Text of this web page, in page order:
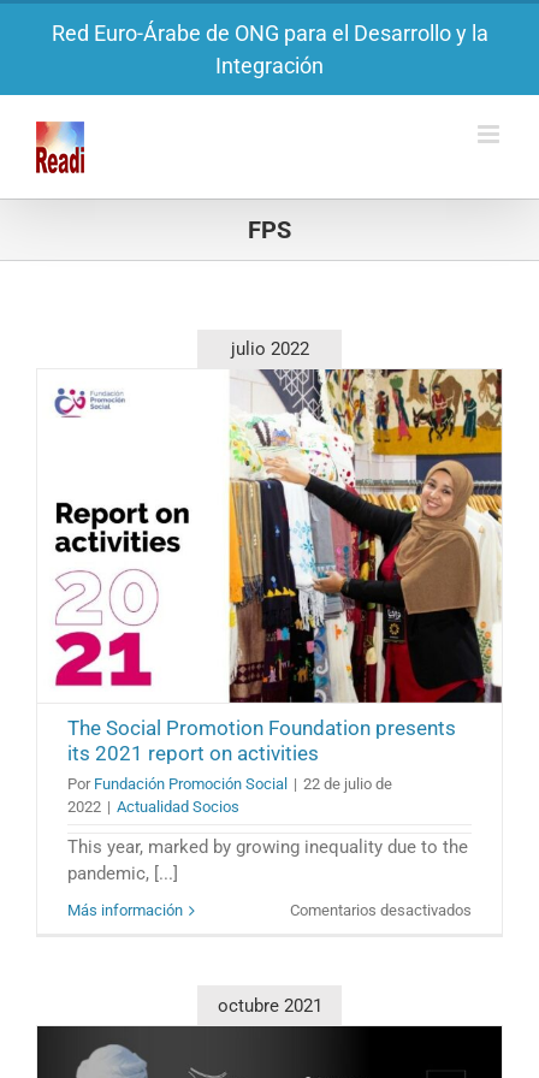
Red Euro-Árabe de ONG para el Desarrollo y la
Integración
FPS
julio 2022
The Social Promotion Foundation presents
its 2021 report on activities
Por Fundación Promoción Social | 22 de julio de
2022 | Actualidad Socios
This year, marked by growing inequality due to the
pandemic, [...]
Más información Comentarios desactivados
presents
octubre 2021